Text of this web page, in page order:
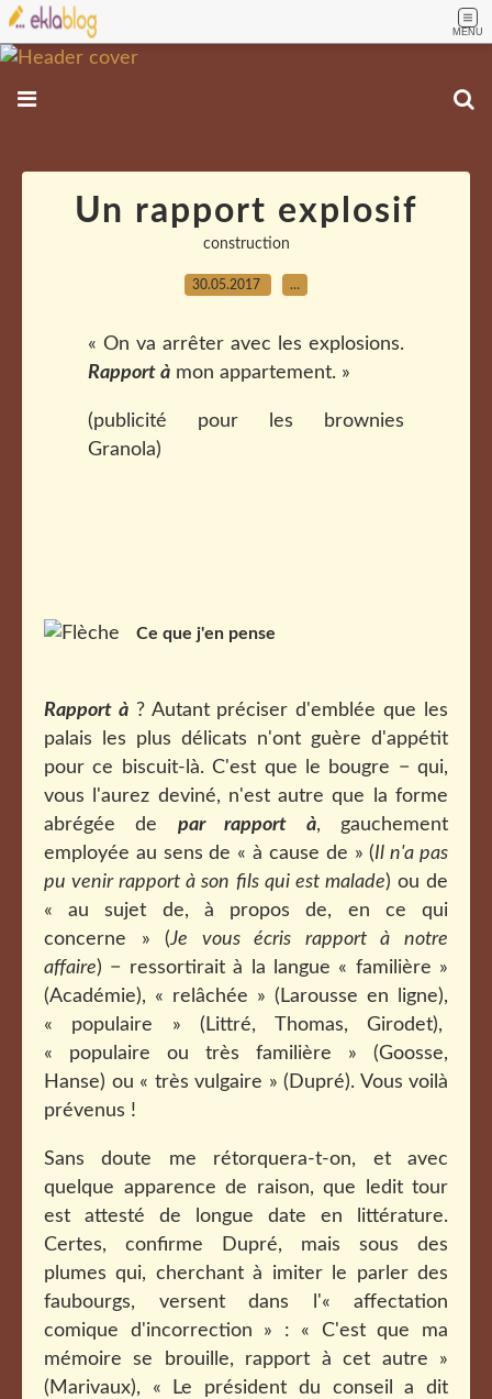
MENU
Un rapport explosif
construction
30.05.2017 …
« On va arrêter avec les explosions.
Rapport à mon appartement. »
(publicité pour les brownies
Granola)
Ce que j'en pense
Rapport à? Autant préciser d'emblée que les
palais les plus délicats n'ont guère d'appétit
pour ce biscuit-là. C'est que le bougre − qui,
vous l'aurez deviné, n'est autre que la forme
abrégée de par rapport à, gauchement
employée au sens de « à cause de » (Il n'a pas
pu venir rapport à son fils qui est malade) ou de
« au sujet de, à propos de, en ce qui
concerne » (Je vous écris rapport à notre
affaire) − ressortirait à la langue « familière »
(Académie), « relâchée » (Larousse en ligne),
« populaire » (Littré, Thomas, Girodet),
« populaire ou très familière » (Goosse,
Hanse) ou « très vulgaire » (Dupré). Vous voilà
prévenus !
Sans doute me rétorquera-t-on, et avec
quelque apparence de raison, que ledit tour
est attesté de longue date en littérature.
Certes, confirme Dupré, mais sous des
plumes qui, cherchant à imiter le parler des
faubourgs, versent dans l'« affectation
comique d'incorrection » : « C'est que ma
mémoire se brouille, rapport à cet autre »
(Marivaux), «
Le président du conseil a dit